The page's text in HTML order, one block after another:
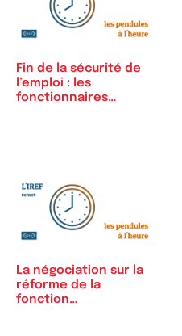
Fin de la sécurité de
l’emploi : les
fonctionnaires…
La négociation sur la
réforme de la
fonction…